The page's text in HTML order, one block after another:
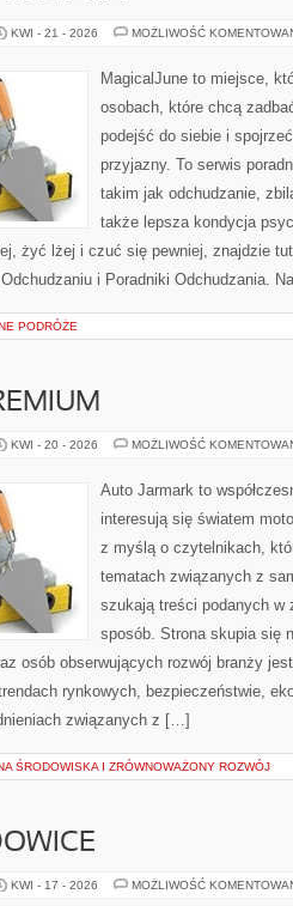
KWI - 21 - 2026 MOŻLIWOŚĆ
MagicalJune to miejsce,
osobach, które chcą
podejść do siebie i
przyjazny. To serwis
takim jak odchudzanie,
także lepsza kondycja
żyć lżej i czuć się pewniej, znajdzie
i Poradniki Odchudzania.
PODRÓŻE
KWI - 20 - 2026 MOŻLIWOŚĆ
Auto Jarmark to
interesują się światem
z myślą o czytelnikach,
tematach związanych z
szukają treści podanych w
sposób. Strona skupia się
osób obserwujących rozwój branży
rynkowych, bezpieczeństwie,
związanych z […]
ŚRODOWISKA I ZRÓWNOWAŻONY ROZWÓJ
KWI - 17 - 2026 MOŻLIWOŚĆ